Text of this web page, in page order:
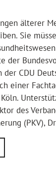
älterer
Sie
der
der CDU
einer
des
(PKV),